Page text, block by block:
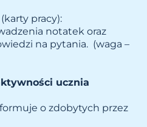
pracy):
notatek oraz
na pytania. (waga –
ucznia
o zdobytych przez